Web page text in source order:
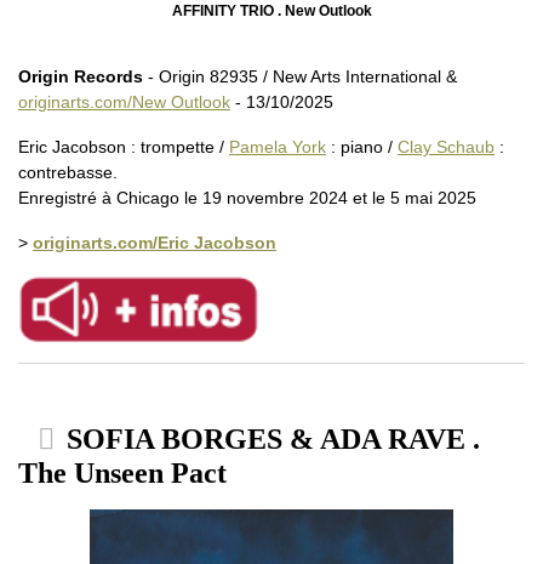
AFFINITY TRIO . New Outlook
Origin Records - Origin 82935 / New Arts International &
originarts.com/New Outlook - 13/10/2025
Eric Jacobson : trompette / Pamela York : piano / Clay Schaub :
contrebasse.
Enregistré à Chicago le 19 novembre 2024 et le 5 mai 2025
> originarts.com/Eric Jacobson
SOFIA BORGES & ADA RAVE .
The Unseen Pact